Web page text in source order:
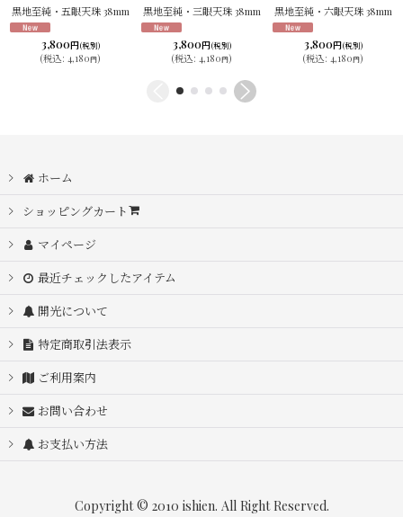
黒地至純・五眼天珠 38mm
3,800円(税別)
(税込: 4,180円)
黒地至純・三眼天珠 38mm
3,800円(税別)
(税込: 4,180円)
黒地至純・六眼天珠 38mm
3,800円(税別)
(税込: 4,180円)
ホーム
ショッピングカート
マイページ
最近チェックしたアイテム
開光について
特定商取引法表示
ご利用案内
お問い合わせ
お支払い方法
Copyright © 2010 ishien. All Right Reserved.